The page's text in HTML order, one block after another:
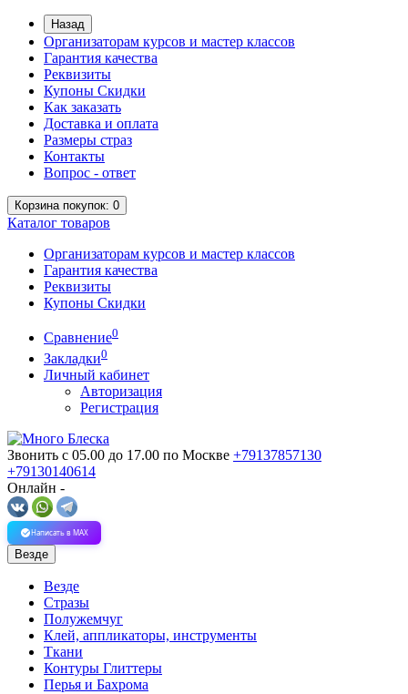
Назад
Организаторам курсов и мастер классов
Гарантия качества
Реквизиты
Купоны Скидки
Как заказать
Доставка и оплата
Размеры страз
Контакты
Вопрос - ответ
Корзинапокупок: 0
Каталог товаров
Организаторам курсов и мастер классов
Гарантия качества
Реквизиты
Купоны Скидки
Сравнение0
Закладки0
Личный кабинет
Авторизация
Регистрация
Звонить с 05.00 до 17.00 по Москве +79137857130
+79130140614
Онлайн -
Написать в MAX
Везде
Везде
Стразы
Полужемчуг
Клей, аппликаторы, инструменты
Ткани
Контуры Глиттеры
Перья и Бахрома